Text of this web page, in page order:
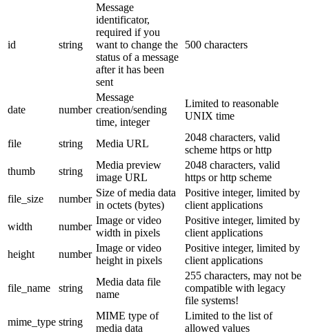
id string
Message
identificator,
required if you
want to change the
status of a message
after it has been
sent
500 characters
date number
Message
creation/sending
time, integer
Limited to reasonable
UNIX time
file string Media URL
2048 characters, valid
scheme https or http
thumb
string
Media preview
image URL
2048 characters, valid
https or http scheme
file_size
number
Size of media data
in octets (bytes)
Positive integer, limited by
client applications
width
number
Image or video
width in pixels
Positive integer, limited by
client applications
height
number
Image or video
height in pixels
Positive integer, limited by
client applications
file_name string
Media data file
name
255 characters, may not be
compatible with legacy
file systems!
mime_type string
MIME type of
media data
Limited to the list of
allowed values